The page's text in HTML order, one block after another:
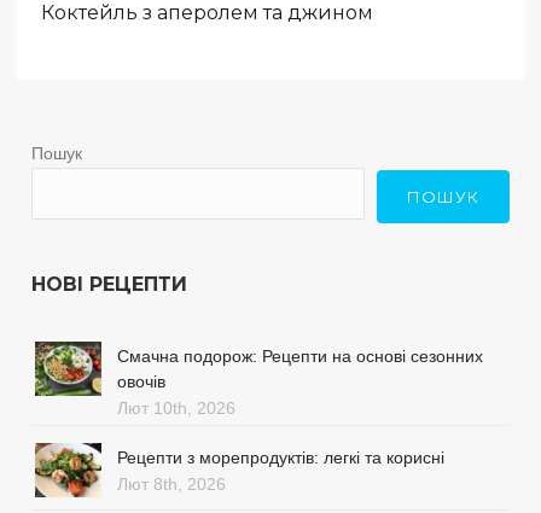
Коктейль з аперолем та джином
Пошук
ПОШУК
НОВІ РЕЦЕПТИ
Смачна подорож: Рецепти на основі сезонних
овочів
Лют 10th, 2026
Рецепти з морепродуктів: легкі та корисні
Лют 8th, 2026